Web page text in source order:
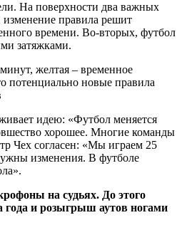
На поверхности два важных
правила решит
времени. Во-вторых, футбол
затяжками.
идею: «Футбол меняется
хорошее. Многие команды
Чех согласен: «Мы играем 25
изменения. В футболе
на судьях. До этого
года и розыгрыш аутов ногами